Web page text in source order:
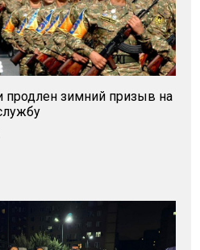
продлен зимний призыв на